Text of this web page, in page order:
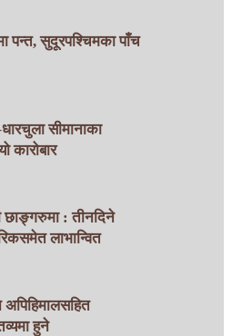
पन्त, सुदूरपश्चिमका पाँच
सीमानाका
कारोबार
छाङ्गरुमा : तीनदिने
लाभान्वित
हुने